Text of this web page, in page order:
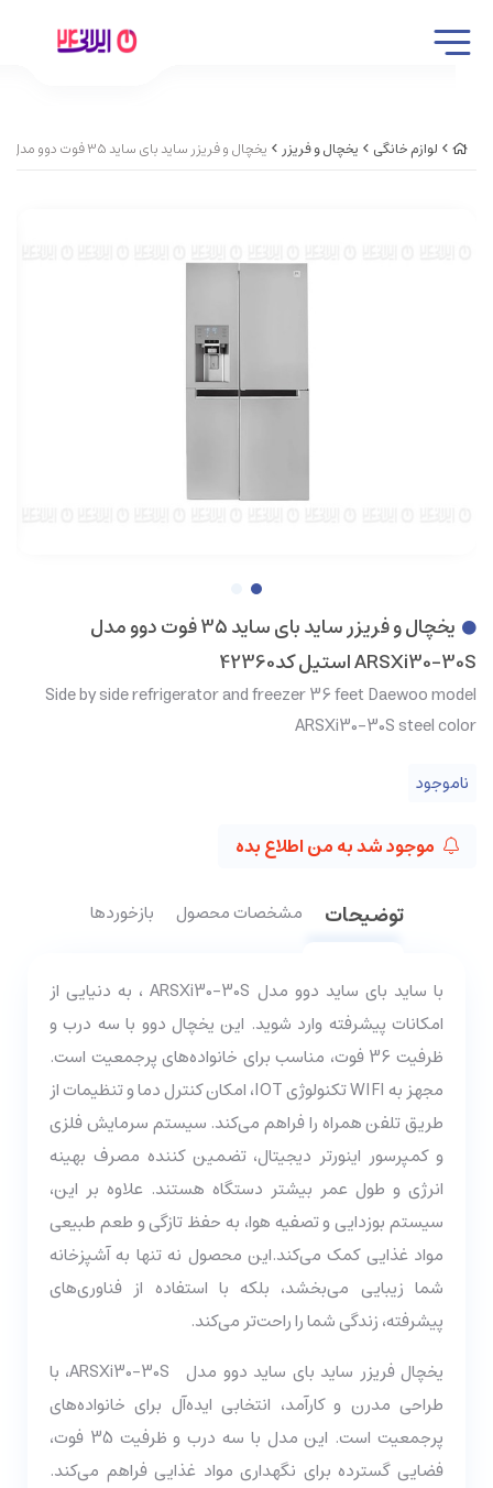
لوازم خانگی یخچال و فریزر یخچال و فریزر ساید بای ساید 35 فوت دوو مدل ARSXi30-30S استیل کد42360
یخچال و فریزر ساید بای ساید 35 فوت دوو مدل
ARSXi30-30S استیل کد42360
Side by side refrigerator and freezer 36 feet Daewoo model
ARSXi30-30S steel color
ناموجود
موجود شد به من اطلاع بده
توضیحات مشخصات محصول بازخوردها
با ساید بای ساید دوو مدل ARSXi30-30S ، به دنیایی از
امکانات پیشرفته وارد شوید. این یخچال دوو با سه درب و
ظرفیت 36 فوت، مناسب برای خانواده‌های پرجمعیت است.
مجهز به WIFI تکنولوژی IOT، امکان کنترل دما و تنظیمات از
طریق تلفن همراه را فراهم می‌کند. سیستم سرمایش فلزی
و کمپرسور اینورتر دیجیتال، تضمین کننده مصرف بهینه
انرژی و طول عمر بیشتر دستگاه هستند. علاوه بر این،
سیستم بوزدایی و تصفیه هوا، به حفظ تازگی و طعم طبیعی
مواد غذایی کمک می‌کند.این محصول نه تنها به آشپزخانه
شما زیبایی می‌بخشد، بلکه با استفاده از فناوری‌های
پیشرفته، زندگی شما را راحت‌تر می‌کند.
یخچال فریزر ساید بای ساید دوو مدل ARSXi30-30S، با
طراحی مدرن و کارآمد، انتخابی ایده‌آل برای خانواده‌های
پرجمعیت است. این مدل با سه درب و ظرفیت 35 فوت،
فضایی گسترده برای نگهداری مواد غذایی فراهم می‌کند.